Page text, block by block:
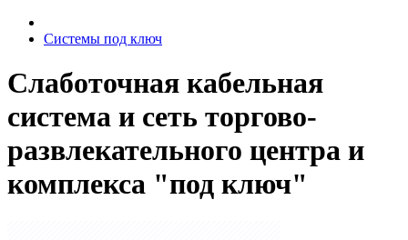
Системы под ключ
Слаботочная кабельная
система и сеть торгово-
развлекательного центра и
комплекса "под ключ"